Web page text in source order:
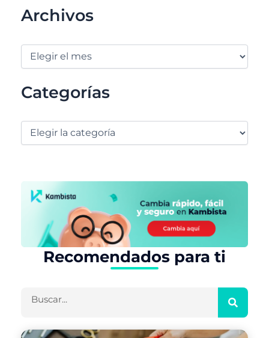
Archivos
Categorías
Recomendados para ti